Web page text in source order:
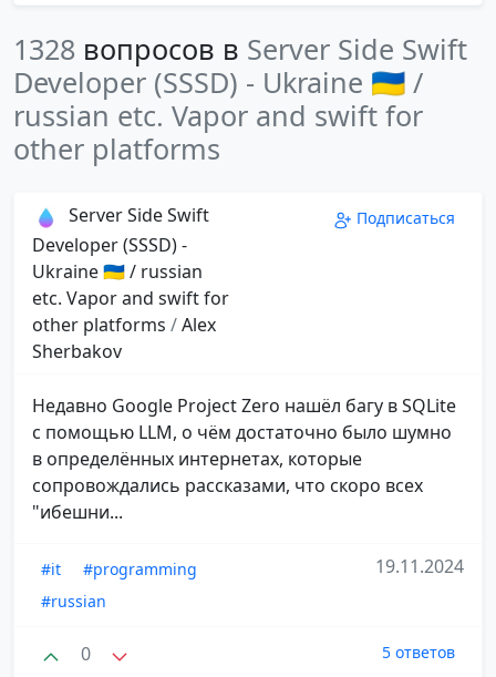
1328 вопросов в Server Side Swift
Developer (SSSD) - Ukraine 🇺🇦 /
russian etc. Vapor and swift for
other platforms
Server Side Swift
Developer (SSSD) -
Ukraine 🇺🇦 / russian
etc. Vapor and swift for
other platforms /Alex
Sherbakov
Подписаться
Недавно Google Project Zero нашёл багу в SQLite
с помощью LLM, о чём достаточно было шумно
в определённых интернетах, которые
сопровождались рассказами, что скоро всех
"ибешни...
#it
#programming
#russian
19.11.2024
0 5 ответов